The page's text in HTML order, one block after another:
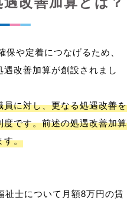
や定着につなげるため、
改善加算が創設されまし
員に対し、更なる処遇改善を
です。前述の処遇改善加算
す。
祉士について月額8万円の賃